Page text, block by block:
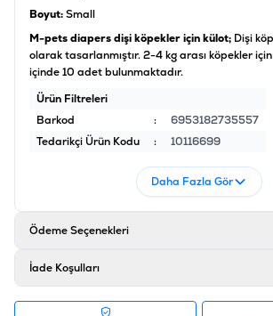
Boyut:Small
M-pets diapers dişi köpekler için külot; Dişi
olarak tasarlanmıştır. 2-4 kg arası köpekler
içinde 10 adet bulunmaktadır.
Ürün Filtreleri
Barkod
:
6953182735557
Tedarikçi Ürün Kodu
: 10116699
Daha Fazla Gör
Ödeme Seçenekleri
İade Koşulları